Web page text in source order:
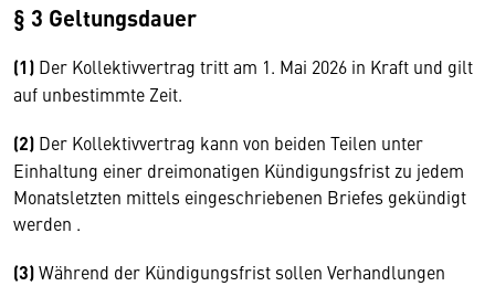
§ 3 Geltungsdauer
(1) Der Kollektivvertrag tritt am 1. Mai 2026 in Kraft und gilt
auf unbestimmte Zeit.
(2) Der Kollektivvertrag kann von beiden Teilen unter
Einhaltung einer dreimonatigen Kündigungsfrist zu jedem
Monatsletzten mittels eingeschriebenen Briefes gekündigt
werden .
(3)Während der Kündigungsfrist sollen Verhandlungen